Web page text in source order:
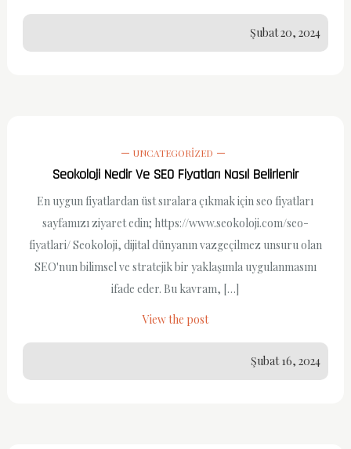
Şubat 20, 2024
UNCATEGORIZED
Seokoloji Nedir Ve SEO Fiyatları Nasıl Belirlenir
En uygun fiyatlardan üst sıralara çıkmak için seo fiyatları
sayfamızı ziyaret edin; https://www.seokoloji.com/seo-
fiyatlari/ Seokoloji, dijital dünyanın vazgeçilmez unsuru olan
SEO'nun bilimsel ve stratejik bir yaklaşımla uygulanmasını
ifade eder. Bu kavram, […]
View the post
Şubat 16, 2024